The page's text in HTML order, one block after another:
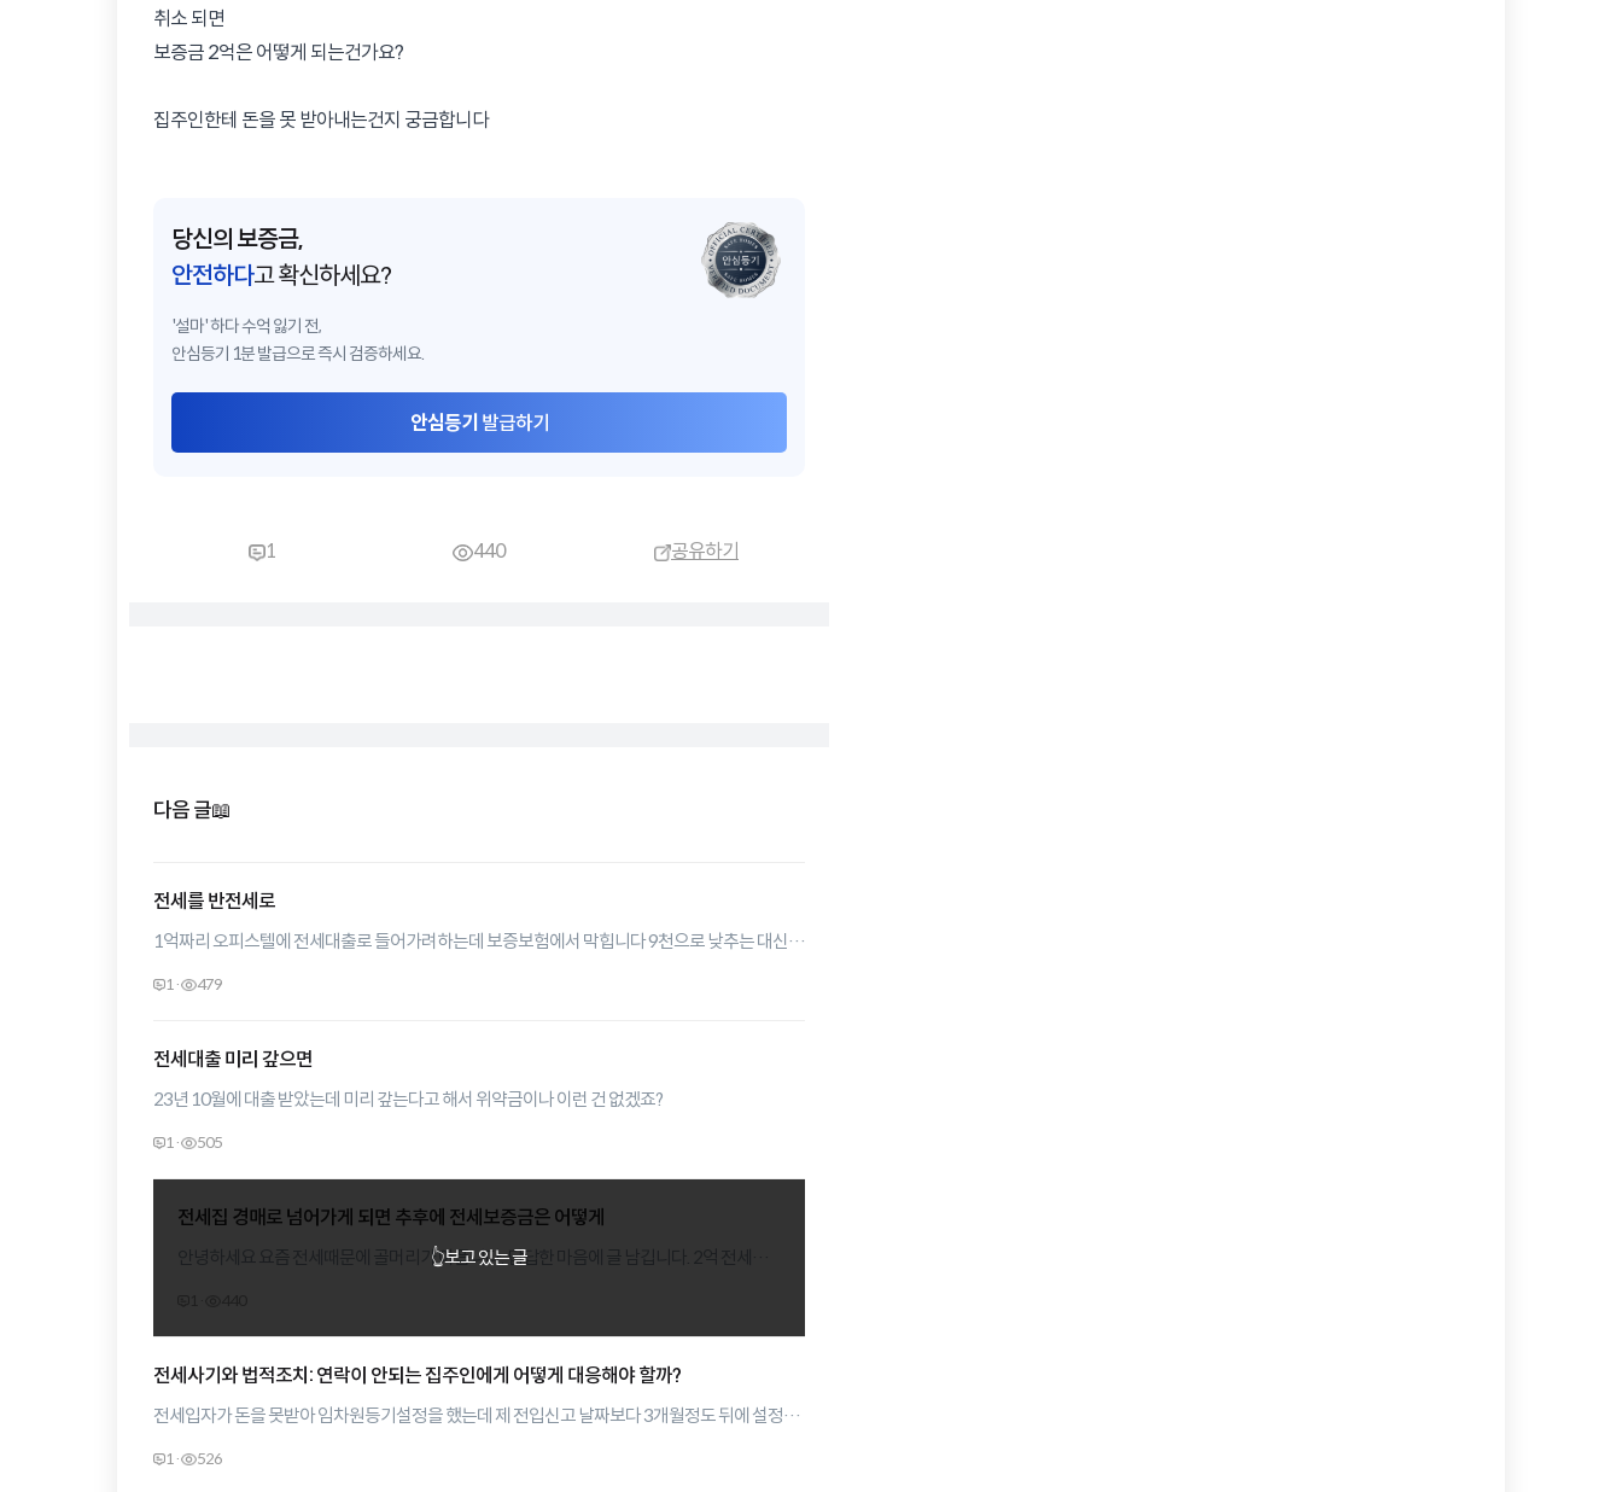
취소 되면
보증금 2억은 어떻게 되는건가요?
집주인한테 돈을 못 받아내는건지 궁금합니다
당신의 보증금,
안전하다고 확신하세요?
'설마' 하다 수억 잃기 전,
안심등기 1분 발급으로 즉시 검증하세요.
안심등기 발급하기
1 440 공유하기
다음 글📖
전세를 반전세로
1억짜리 오피스텔에 전세대출로 들어가려하는데 보증보험에서 막힙니다 9천으로 낮추는 대신
1000/60이나 2000/50으로 많이 올라와있어요
1· 479
전세대출 미리 갚으면
23년 10월에 대출 받았는데 미리 갚는다고 해서 위약금이나 이런 건 없겠죠?
1· 505
전세집 경매로 넘어가게 되면 추후에 전세보증금은 어떻게
안녕하세요 요즘 전세때문에 골머리가 아픕니다. 답답한 마음에 글 남깁니다. 2억 전세로
1억 3천 정도 이고 빌라라서 최근 실거래가 없습니다. 지연 이자를 매달 받고 있는데
집주인이 진짜 돈이 없대서 소송으로 경매를 진행하려고 하는데 지금 집값이 많이 떨어진
상태라 예를 들어 1억에 낙찰되거나 사는 사람이 없어서 경매가 취소 되면 보증금 2억은
어떻게 되는건가요? 집주인한테 돈을 못 받아내는건지 궁금합니다
👆보고 있는 글
전세사기와 법적조치: 연락이 안되는 집주인에게 어떻게 대응해야 할까?
전세입자가 돈을 못받아 임차원등기설정을 했는데 제 전입신고 날짜보다 3개월정도 뒤에 설정을
그리고 제가 형사 고소를 셀프로 하려고 합니다 왜냐하면 집주인이 지금 빌라왕으로 여러 고소를
1· 526